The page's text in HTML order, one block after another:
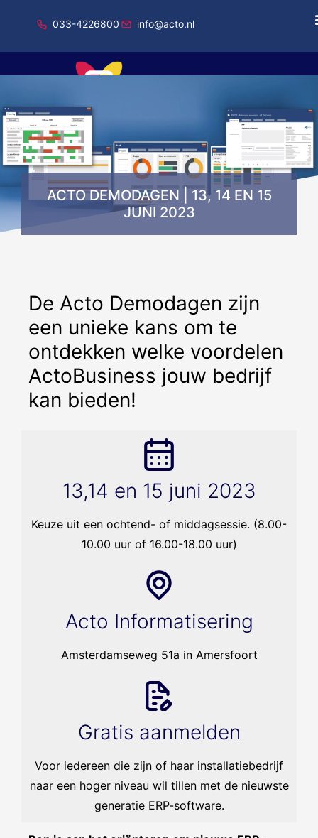
033-4226800 info@acto.nl
Onderdeel van Total Specific Solutions
ACTO DEMODAGEN | 13, 14 EN 15
JUNI 2023
De Acto Demodagen zijn
een unieke kans om te
ontdekken welke voordelen
ActoBusiness jouw bedrijf
kan bieden!
13,14 en 15 juni 2023
Keuze uit een ochtend- of middagsessie. (8.00-
10.00 uur of 16.00-18.00 uur)
Acto Informatisering
Amsterdamseweg 51a in Amersfoort
Gratis aanmelden
Voor iedereen die zijn of haar installatiebedrijf
naar een hoger niveau wil tillen met de nieuwste
generatie ERP-software.